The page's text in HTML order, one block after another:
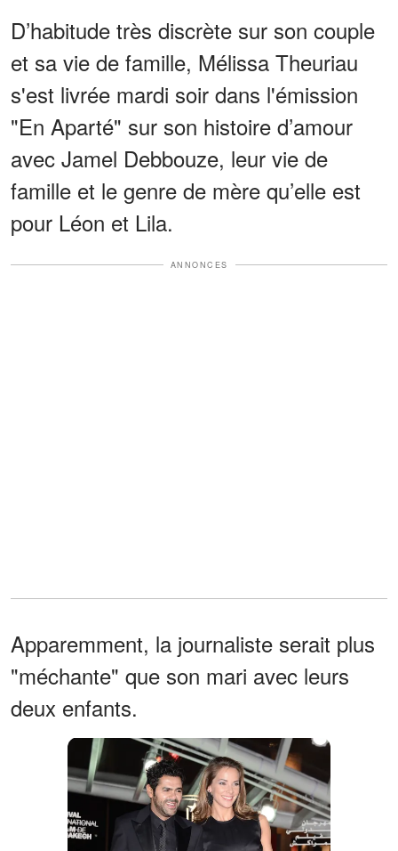
D’habitude très discrète sur son couple
et sa vie de famille, Mélissa Theuriau
s'est livrée mardi soir dans l'émission
"En Aparté" sur son histoire d’amour
avec Jamel Debbouze, leur vie de
famille et le genre de mère qu’elle est
pour Léon et Lila.
ANNONCES
Apparemment, la journaliste serait plus
"méchante" que son mari avec leurs
deux enfants.